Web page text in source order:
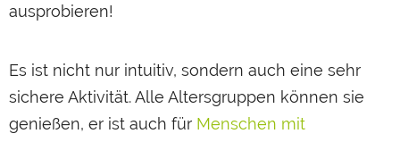
ausprobieren!
Es ist nicht nur intuitiv, sondern auch eine sehr
sichere Aktivität. Alle Altersgruppen können sie
genießen, er ist auch für Menschen mit